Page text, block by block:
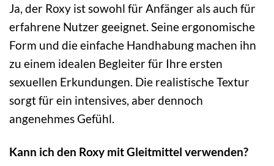
Ja, der Roxy ist sowohl für Anfänger als auch für
erfahrene Nutzer geeignet. Seine ergonomische
Form und die einfache Handhabung machen ihn
zu einem idealen Begleiter für Ihre ersten
sexuellen Erkundungen. Die realistische Textur
sorgt für ein intensives, aber dennoch
angenehmes Gefühl.
Kann ich den Roxy mit Gleitmittel verwenden?